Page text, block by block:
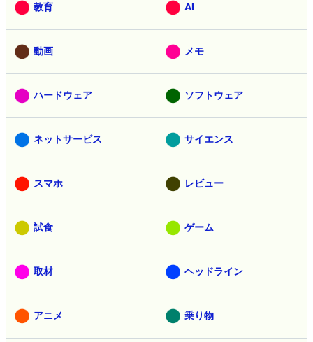
教育 AI
動画 メモ
ハードウェア ソフトウェア
ネットサービス サイエンス
スマホ レビュー
試食 ゲーム
取材 ヘッドライン
アニメ 乗り物